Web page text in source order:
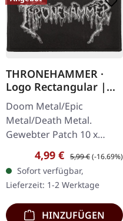
THRONEHAMMER ·
Logo Rectangular |
PATCH
Doom Metal/Epic
Metal/Death Metal.
Gewebter Patch 10 x
Verkaufspreis:
4,99 € Regulärer Preis:
5,99 €(-16.69%)
Sofort verfügbar,
Lieferzeit: 1-2 Werktage
HINZUFÜGEN